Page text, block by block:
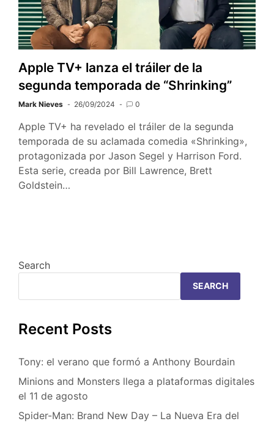
Apple TV+ lanza el tráiler de la
segunda temporada de “Shrinking”
Mark Nieves 26/09/2024 0
Apple TV+ ha revelado el tráiler de la segunda
temporada de su aclamada comedia «Shrinking»,
protagonizada por Jason Segel y Harrison Ford.
Esta serie, creada por Bill Lawrence, Brett
Goldstein…
Search
SEARCH
Recent Posts
Tony: el verano que formó a Anthony Bourdain
Minions and Monsters llega a plataformas digitales
el 11 de agosto
Spider-Man: Brand New Day – La Nueva Era del